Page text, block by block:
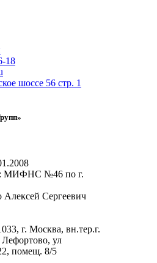
18
шоссе 56 стр. 1
МИФНС №46 по г.
Алексей Сергеевич
г. Москва, вн.тер.г.
ул
помещ. 8/5